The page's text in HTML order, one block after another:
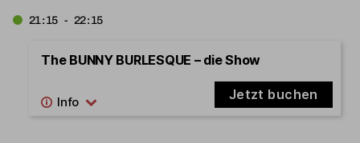
21:15 - 22:15
The BUNNY BURLESQUE – die Show
Jetzt buchen